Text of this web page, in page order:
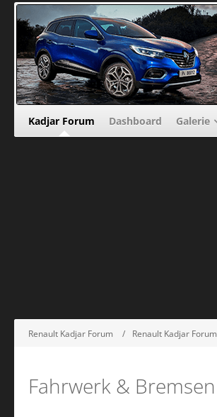
Kadjar Forum Dashboard Galerie
Renault Kadjar Forum Renault Kadjar Forum
Fahrwerk & Bremsen